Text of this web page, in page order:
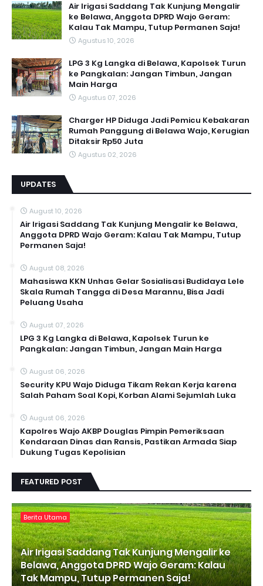
Air Irigasi Saddang Tak Kunjung Mengalir
ke Belawa, Anggota DPRD Wajo Geram:
Kalau Tak Mampu, Tutup Permanen Saja!
Agustus 10, 2026
LPG 3 Kg Langka di Belawa, Kapolsek Turun
ke Pangkalan: Jangan Timbun, Jangan
Main Harga
Agustus 07, 2026
Charger HP Diduga Jadi Pemicu Kebakaran
Rumah Panggung di Belawa Wajo, Kerugian
Ditaksir Rp50 Juta
Agustus 02, 2026
UPDATES
August 10, 2026
Air Irigasi Saddang Tak Kunjung Mengalir ke Belawa,
Anggota DPRD Wajo Geram: Kalau Tak Mampu, Tutup
Permanen Saja!
August 08, 2026
Mahasiswa KKN Unhas Gelar Sosialisasi Budidaya Lele
Skala Rumah Tangga di Desa Marannu, Bisa Jadi
Peluang Usaha
August 07, 2026
LPG 3 Kg Langka di Belawa, Kapolsek Turun ke
Pangkalan: Jangan Timbun, Jangan Main Harga
August 06, 2026
Security KPU Wajo Diduga Tikam Rekan Kerja karena
Salah Paham Soal Kopi, Korban Alami Sejumlah Luka
August 06, 2026
Kapolres Wajo AKBP Douglas Pimpin Pemeriksaan
Kendaraan Dinas dan Ransis, Pastikan Armada Siap
Dukung Tugas Kepolisian
FEATURED POST
Berita Utama
Air Irigasi Saddang Tak Kunjung Mengalir ke
Belawa, Anggota DPRD Wajo Geram: Kalau
Tak Mampu, Tutup Permanen Saja!